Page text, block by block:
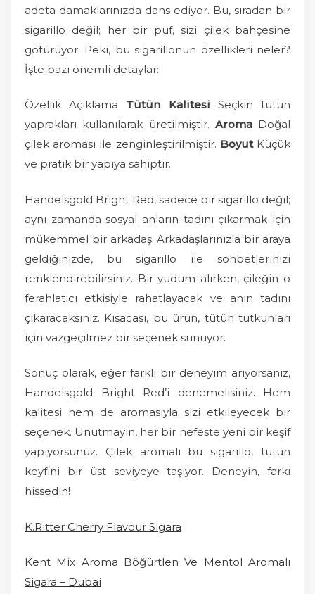
adeta damaklarınızda dans ediyor. Bu, sıradan bir
sigarillo değil; her bir puf, sizi çilek bahçesine
götürüyor. Peki, bu sigarillonun özellikleri neler?
İşte bazı önemli detaylar:
Özellik Açıklama Tütün Kalitesi Seçkin tütün
yaprakları kullanılarak üretilmiştir. AromaDoğal
çilek aroması ile zenginleştirilmiştir. BoyutKüçük
ve pratik bir yapıya sahiptir.
Handelsgold Bright Red, sadece bir sigarillo değil;
aynı zamanda sosyal anların tadını çıkarmak için
mükemmel bir arkadaş. Arkadaşlarınızla bir araya
geldiğinizde, bu sigarillo ile sohbetlerinizi
renklendirebilirsiniz. Bir yudum alırken, çileğin o
ferahlatıcı etkisiyle rahatlayacak ve anın tadını
çıkaracaksınız. Kısacası, bu ürün, tütün tutkunları
için vazgeçilmez bir seçenek sunuyor.
Sonuç olarak, eğer farklı bir deneyim arıyorsanız,
Handelsgold Bright Red’i denemelisiniz. Hem
kalitesi hem de aromasıyla sizi etkileyecek bir
seçenek. Unutmayın, her bir nefeste yeni bir keşif
yapıyorsunuz. Çilek aromalı bu sigarillo, tütün
keyfini bir üst seviyeye taşıyor. Deneyin, farkı
hissedin!
K.Ritter Cherry Flavour Sigara
Kent Mix Aroma Böğürtlen Ve Mentol Aromalı
Sigara – Dubai